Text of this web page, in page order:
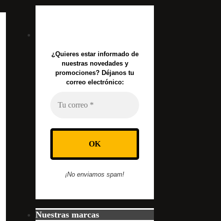
¿Quieres estar informado de
nuestras novedades y
promociones? Déjanos tu
correo electrónico:
¡No enviamos spam!
Nuestras marcas